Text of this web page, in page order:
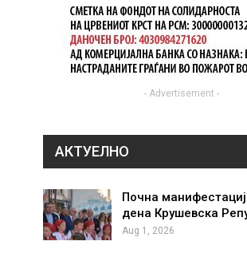
- Advertisement -
АКТУЕЛНО
Почна
дена Крушевска
Aug 1, 2026